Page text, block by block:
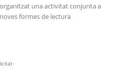
organitzat una activitat conjunta a
formes de lectura